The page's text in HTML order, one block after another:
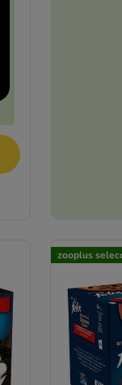
zooplus